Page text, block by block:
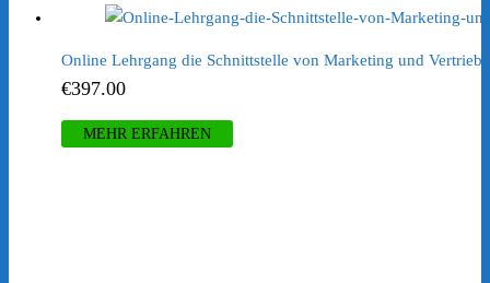
Online Lehrgang die Schnittstelle von Marketing und Vertrieb
€397.00
MEHR ERFAHREN